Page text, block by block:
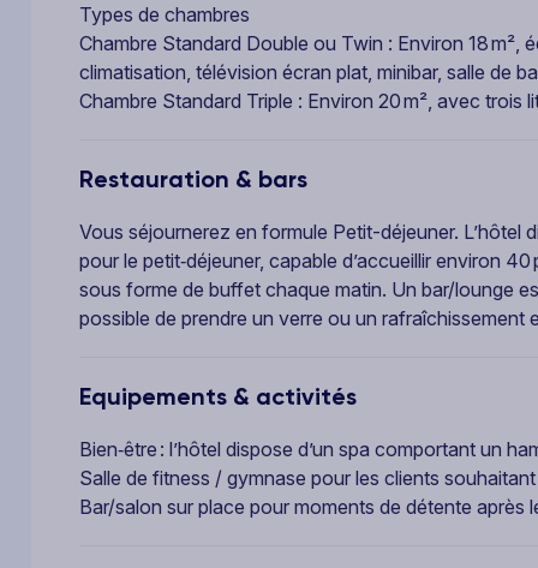
Types de chambres
Chambre Standard Double ou Twin : Environ 18 m²,
climatisation, télévision écran plat, minibar, salle de
Chambre Standard Triple : Environ 20 m², avec trois
Restauration & bars
Vous séjournerez en formule Petit-déjeuner. L’hôtel
pour le petit‑déjeuner, capable d’accueillir environ
sous forme de buffet chaque matin. Un bar/lounge
possible de prendre un verre ou un rafraîchissement
Equipements & activités
Bien‑être : l’hôtel dispose d’un spa comportant un
Salle de fitness / gymnase pour les clients souhaitant
Bar/salon sur place pour moments de détente après